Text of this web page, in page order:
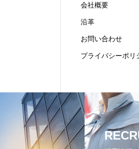
会社概要
沿革
お問い合わせ
プライバシーポリ